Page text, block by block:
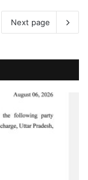
Next page